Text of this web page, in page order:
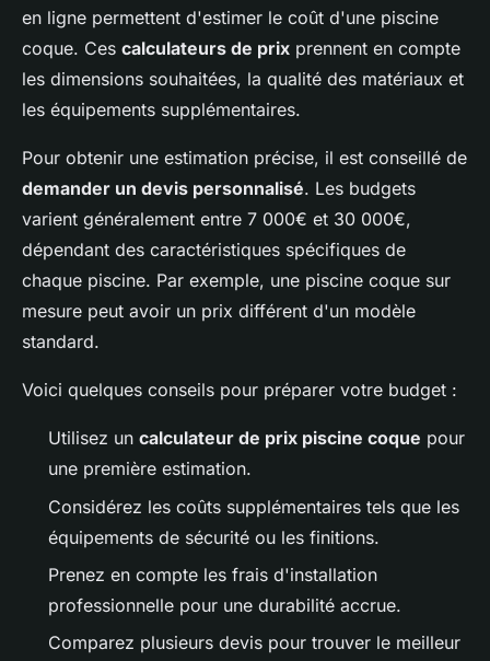
en ligne permettent d'estimer le coût d'une piscine
coque. Ces calculateurs de prix prennent en compte
les dimensions souhaitées, la qualité des matériaux et
les équipements supplémentaires.
Pour obtenir une estimation précise, il est conseillé de
demander un devis personnalisé. Les budgets
varient généralement entre 7 000€ et 30 000€,
dépendant des caractéristiques spécifiques de
chaque piscine. Par exemple, une piscine coque sur
mesure peut avoir un prix différent d'un modèle
standard.
Voici quelques conseils pour préparer votre budget :
Utilisez un calculateur de prix piscine coque pour
une première estimation.
Considérez les coûts supplémentaires tels que les
équipements de sécurité ou les finitions.
Prenez en compte les frais d'installation
professionnelle pour une durabilité accrue.
Comparez plusieurs devis pour trouver le meilleur